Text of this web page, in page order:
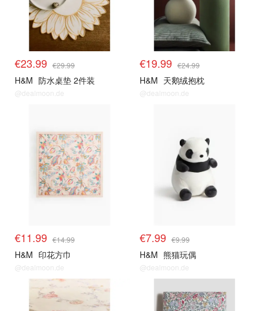
€23.99 €29.99
H&M 防水桌垫 2件装
@dealmoon.de
€19.99 €24.99
H&M 天鹅绒抱枕
@dealmoon.de
€11.99 €14.99
H&M 印花方巾
@dealmoon.de
€7.99 €9.99
H&M 熊猫玩偶
@dealmoon.de